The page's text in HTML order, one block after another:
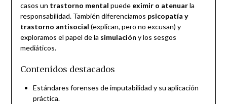
casos un trastorno mental puede eximir o atenuarla
responsabilidad. También diferenciamos psicopatía y
trastorno antisocial (explican, pero no excusan) y
exploramos el papel de la simulación y los sesgos
mediáticos.
Contenidos destacados
Estándares forenses de imputabilidad y su aplicación
práctica.